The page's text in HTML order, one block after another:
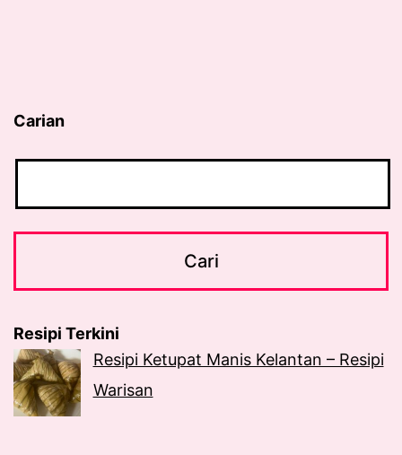
Carian
Resipi Terkini
Resipi Ketupat Manis Kelantan – Resipi
Warisan